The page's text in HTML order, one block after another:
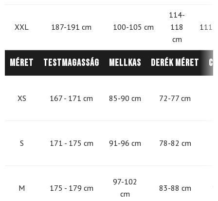
XXL 187-191 cm 100-105 cm
114-
118
cm
111
Méret Testmagasság Mellkas Derék méret
XS 167 - 171 cm 85-90 cm 72-77 cm
S 171 - 175 cm 91-96 cm 78-82 cm
M 175 - 179 cm
97-102
cm
83-88 cm